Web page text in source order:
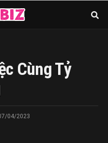
Cùng Tỷ
04/2023